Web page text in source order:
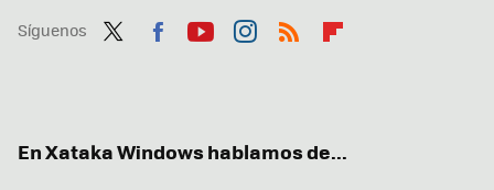
Síguenos
En Xataka Windows hablamos de...